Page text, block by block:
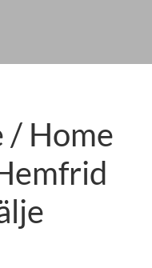
/ Home